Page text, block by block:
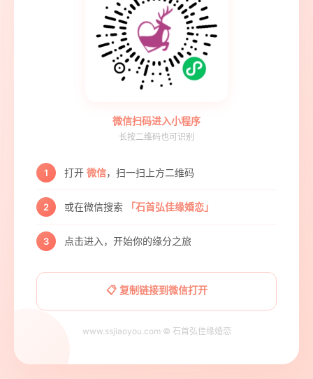
微信扫码进入小程序
长按二维码也可识别
1 打开 微信，扫一扫上方二维码
2 或在微信搜索 「石首弘佳缘婚恋」
3 点击进入，开始你的缘分之旅
📋 复制链接到微信打开
www.ssjiaoyou.com © 石首弘佳缘婚恋